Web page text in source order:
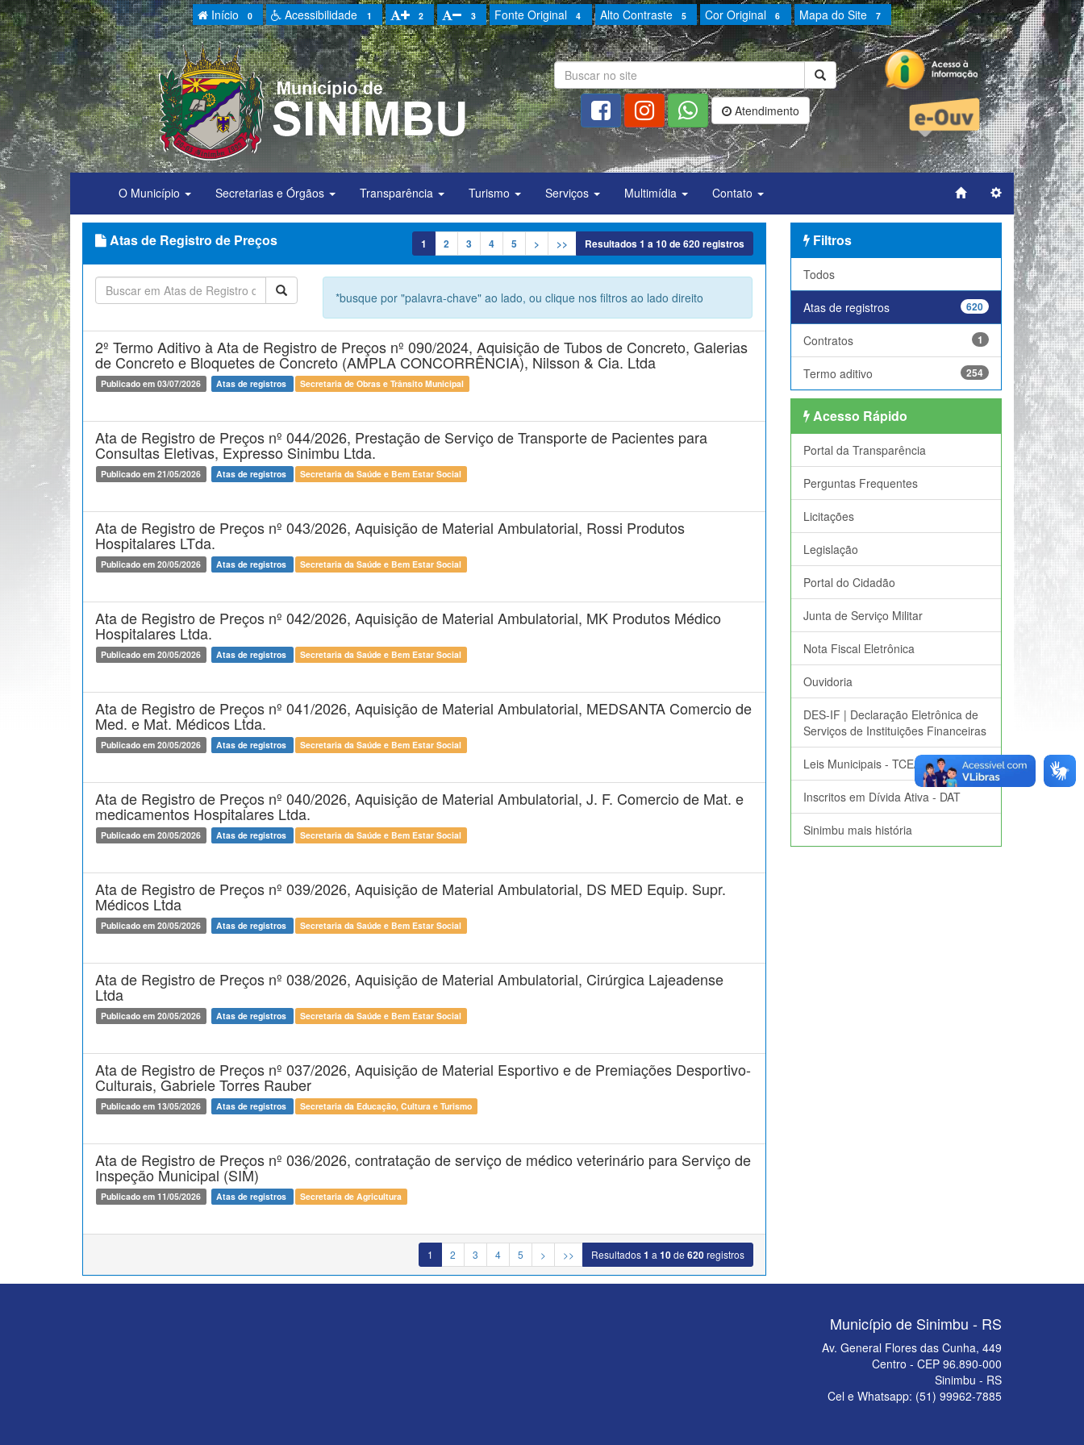
Início 0 Acessibilidade 1 2 3 Fonte Original 4 Alto Contraste 5 Cor Original 6 Mapa do Site 7
Atendimento
O Município Secretarias e Órgãos Transparência Turismo Serviços Multimídia Contato
Atas de Registro de Preços 1 2 3 4 5 > >> Resultados1 a10de620registros
*busque por "palavra-chave" ao lado, ou clique nos filtros ao lado direito
2º Termo Aditivo à Ata de Registro de Preços nº 090/2024, Aquisição de Tubos de Concreto, Galerias
de Concreto e Bloquetes de Concreto (AMPLA CONCORRÊNCIA), Nilsson & Cia. Ltda
Publicado em 03/07/2026 Atas de registros Secretaria de Obras e Trânsito Municipal
Ata de Registro de Preços nº 044/2026, Prestação de Serviço de Transporte de Pacientes para
Consultas Eletivas, Expresso Sinimbu Ltda.
Publicado em 21/05/2026 Atas de registros Secretaria da Saúde e Bem Estar Social
Ata de Registro de Preços nº 043/2026, Aquisição de Material Ambulatorial, Rossi Produtos
Hospitalares LTda.
Publicado em 20/05/2026 Atas de registros Secretaria da Saúde e Bem Estar Social
Ata de Registro de Preços nº 042/2026, Aquisição de Material Ambulatorial, MK Produtos Médico
Hospitalares Ltda.
Publicado em 20/05/2026 Atas de registros Secretaria da Saúde e Bem Estar Social
Ata de Registro de Preços nº 041/2026, Aquisição de Material Ambulatorial, MEDSANTA Comercio de
Med. e Mat. Médicos Ltda.
Publicado em 20/05/2026 Atas de registros Secretaria da Saúde e Bem Estar Social
Ata de Registro de Preços nº 040/2026, Aquisição de Material Ambulatorial, J. F. Comercio de Mat. e
medicamentos Hospitalares Ltda.
Publicado em 20/05/2026 Atas de registros Secretaria da Saúde e Bem Estar Social
Ata de Registro de Preços nº 039/2026, Aquisição de Material Ambulatorial, DS MED Equip. Supr.
Médicos Ltda
Publicado em 20/05/2026 Atas de registros Secretaria da Saúde e Bem Estar Social
Ata de Registro de Preços nº 038/2026, Aquisição de Material Ambulatorial, Cirúrgica Lajeadense
Ltda
Publicado em 20/05/2026 Atas de registros Secretaria da Saúde e Bem Estar Social
Ata de Registro de Preços nº 037/2026, Aquisição de Material Esportivo e de Premiações Desportivo-
Culturais, Gabriele Torres Rauber
Publicado em 13/05/2026 Atas de registros Secretaria da Educação, Cultura e Turismo
Ata de Registro de Preços nº 036/2026, contratação de serviço de médico veterinário para Serviço de
Inspeção Municipal (SIM)
Publicado em 11/05/2026 Atas de registros Secretaria de Agricultura
1 2 3 4 5 > >> Resultados1 a 10de 620registros
Filtros
Todos
620
Atas de registros
1
Contratos
254
Termo aditivo
Acesso Rápido
Portal da Transparência
Perguntas Frequentes
Licitações
Legislação
Portal do Cidadão
Junta de Serviço Militar
Nota Fiscal Eletrônica
Ouvidoria
DES-IF | Declaração Eletrônica de
Serviços de Instituições Financeiras
Leis Municipais - TCE/RS
Inscritos em Dívida Ativa - DAT
Sinimbu mais história
Município de Sinimbu - RS
Av. General Flores das Cunha, 449
Centro - CEP 96.890-000
Sinimbu - RS
Cel e Whatsapp: (51) 99962-7885